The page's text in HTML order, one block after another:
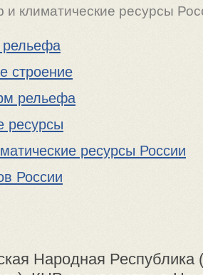
и климатические ресурсы
рельефа
строение
рельефа
ресурсы
ресурсы России
России
Народная Республика